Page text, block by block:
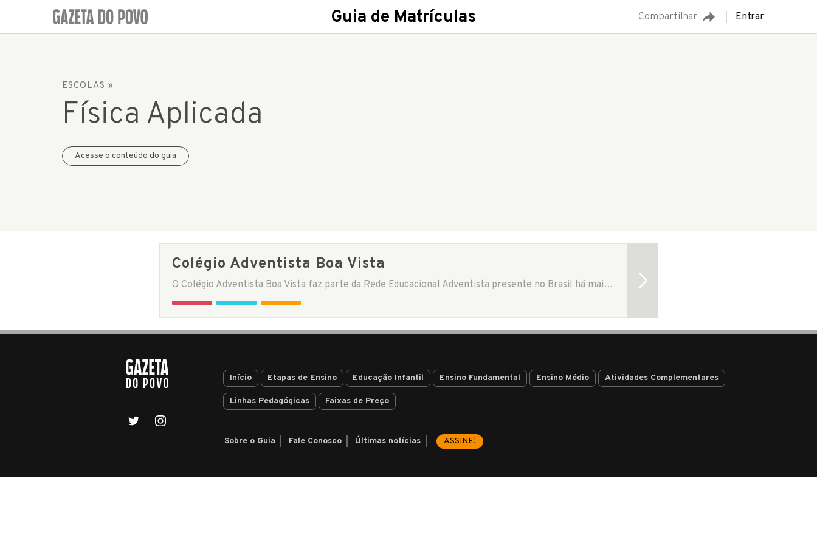
Compartilhar Entrar
Guia de Matrículas
ESCOLAS »
Física Aplicada
Acesse o conteúdo do guia
Colégio Adventista Boa Vista
O Colégio Adventista Boa Vista faz parte da Rede Educacional Adventista presente no Brasil há mais de 130 anos. A unidade situada na rua Fernando de Noronha, 470, fundada no…
Início Etapas de Ensino Educação Infantil Ensino Fundamental Ensino Médio Atividades Complementares
Linhas Pedagógicas Faixas de Preço
Sobre o Guia Fale Conosco Últimas notícias ASSINE!